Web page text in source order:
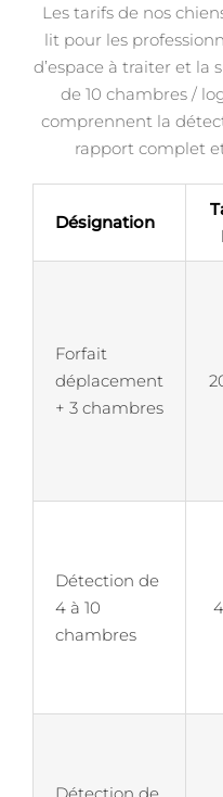
Les tarifs de nos
lit pour les
d’espace à traiter et
de 10 chambres /
comprennent la
rapport complet
Désignation
Forfait
déplacement
+ 3 chambres
Détection de
4 à 10
chambres
Détection de